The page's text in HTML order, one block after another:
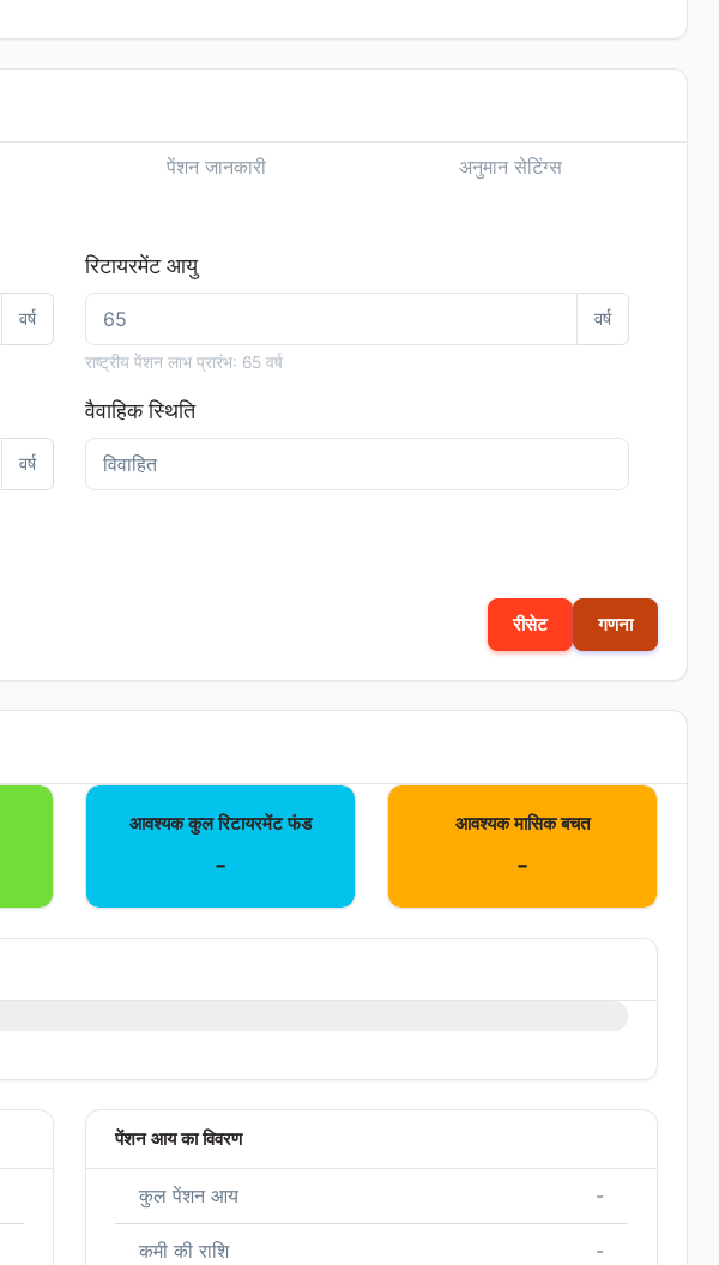
पेंशन जानकारी अनुमान सेटिंग्स
वर्ष
रिटायरमेंट आयु
वर्ष
राष्ट्रीय पेंशन लाभ प्रारंभ: 65 वर्ष
वर्ष
वैवाहिक स्थिति
रीसेट गणना
आवश्यक कुल रिटायरमेंट फंड
-
आवश्यक मासिक बचत
-
पेंशन आय का विवरण
कुल पेंशन आय -
कमी की राशि -